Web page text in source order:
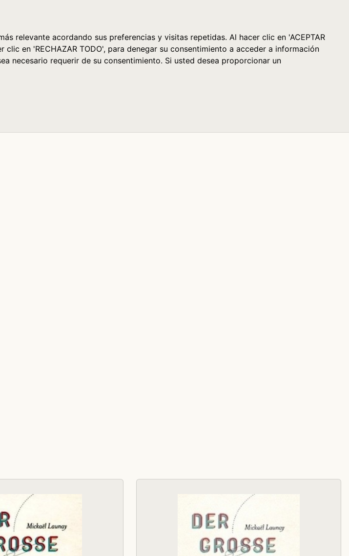
relevante acordando sus preferencias y visitas repetidas. Al hacer clic en 'ACEPTAR
en 'RECHAZAR TODO', para denegar su consentimiento a acceder a información
necesario requerir de su consentimiento. Si usted desea proporcionar un